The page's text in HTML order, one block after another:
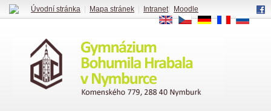
Úvodní stránka Mapa stránek Intranet|
Moodle
EN
CS DE FR RU